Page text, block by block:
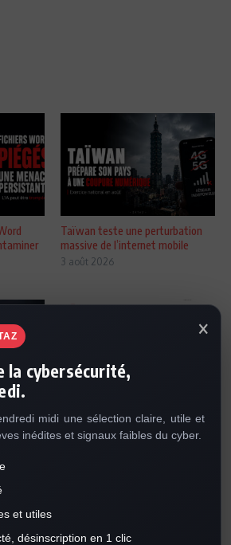
Taïwan teste une perturbation
massive de l’internet mobile
3 août 2026
sans
Des routeurs vulnérables ciblés
par le renseignement russe
×
la cybersécurité,
midi une sélection claire, utile et
inédites et signaux faibles du cyber.
et utiles
désinscription en 1 clic